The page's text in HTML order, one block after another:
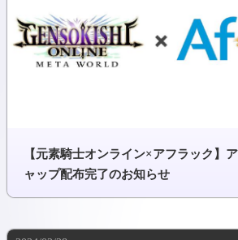
【元素騎士オンライン×アフラック】
ャップ配布完了のお知らせ